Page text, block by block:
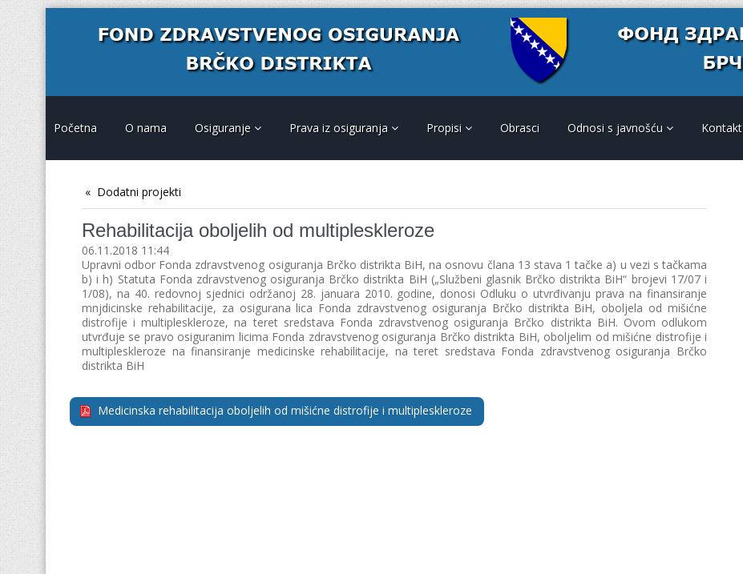
Početna O nama Osiguranje Prava iz osiguranja Propisi Obrasci Odnosi s javnošću Kontakt
Dodatni projekti
Rehabilitacija oboljelih od multipleskleroze
06.11.2018 11:44
Upravni odbor Fonda zdravstvenog osiguranja Brčko distrikta BiH, na osnovu člana 13 stava 1 tačke a) u vezi s tačkama
b) i h) Statuta Fonda zdravstvenog osiguranja Brčko distrikta BiH („Službeni glasnik Brčko distrikta BiH“ brojevi 17/07 i
1/08), na 40. redovnoj sjednici održanoj 28. januara 2010. godine, donosi Odluku o utvrđivanju prava na finansiranje
mnjdicinske rehabilitacije, za osigurana lica Fonda zdravstvenog osiguranja Brčko distrikta BiH, obolјela od mišićne
distrofije i multipleskleroze, na teret sredstava Fonda zdravstvenog osiguranja Brčko distrikta BiH. Ovom odlukom
utvrđuje se pravo osiguranim licima Fonda zdravstvenog osiguranja Brčko distrikta BiH, obolјelim od mišićne distrofije i
multipleskleroze na finansiranje medicinske rehabilitacije, na teret sredstava Fonda zdravstvenog osiguranja Brčko
distrikta BiH
Medicinska rehabilitacija oboljelih od mišićne distrofije i multipleskleroze